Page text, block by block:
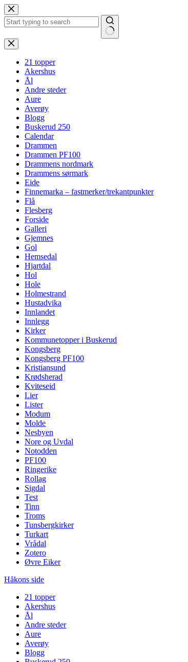
Hopp
til
innholdet
Ingen
resultater
21 topper
Akershus
Ål
Andre steder
Aure
Averøy
Blogg
Buskerud 250
Calendar
Drammen
Drammen PF100
Drammens nordmark
Drammens sørmark
Eide
Finnemarka – fastmerker/trekantpunkter
Flå
Flesberg
Forside
Galleri
Gjemnes
Gol
Hemsedal
Hjartdal
Hol
Hole
Holmestrand
Hustadvika
Innlandet
Innlegg
Kirker
Kommunetopper i Buskerud
Kongsberg
Kongsberg PF100
Kristiansund
Krødsherad
Kviteseid
Lier
Lister
Modum
Molde
Nesbyen
Nore og Uvdal
Notodden
PF100
Ringerike
Rollag
Sigdal
Test
Tinn
Troms
Tunsbergkirker
Turkart
Vrådal
Zotero
Øvre Eiker
Håkons side
21 topper
Akershus
Ål
Andre steder
Aure
Averøy
Blogg